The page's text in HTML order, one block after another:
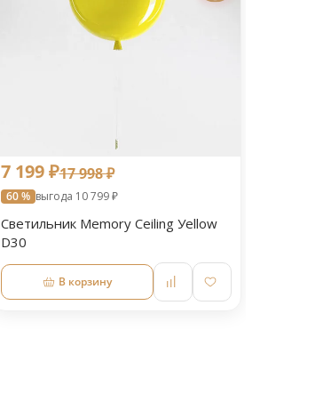
7 199 ₽17 998 ₽
60 % выгода 10 799 ₽
Светильник Memory Ceiling Уellow
D30
В корзину